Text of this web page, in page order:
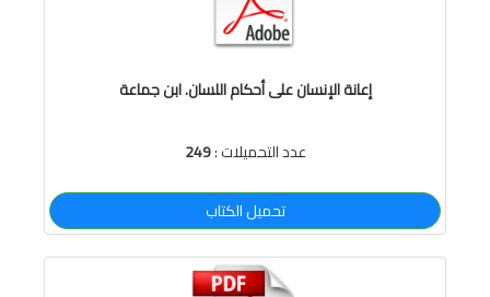
إعانة الإنسان على أحكام اللسان. ابن جماعة
عدد التحميلات :249
تحميل الكتاب